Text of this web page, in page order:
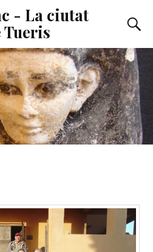
- La ciutat
Tueris